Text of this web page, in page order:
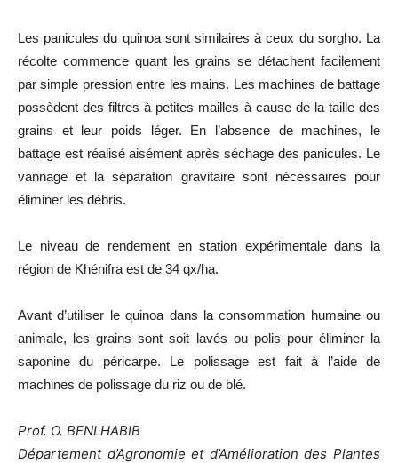
Les panicules du quinoa sont similaires à ceux du sorgho. La
récolte commence quant les grains se détachent facilement
par simple pression entre les mains. Les machines de battage
possèdent des filtres à petites mailles à cause de la taille des
grains et leur poids léger. En l’absence de machines, le
battage est réalisé aisément après séchage des panicules. Le
vannage et la séparation gravitaire sont nécessaires pour
éliminer les débris.
Le niveau de rendement en station expérimentale dans la
région de Khénifra est de 34 qx/ha.
Avant d’utiliser le quinoa dans la consommation humaine ou
animale, les grains sont soit lavés ou polis pour éliminer la
saponine du péricarpe. Le polissage est fait à l’aide de
machines de polissage du riz ou de blé.
Prof. O. BENLHABIB
Département d’Agronomie et d’Amélioration des Plantes